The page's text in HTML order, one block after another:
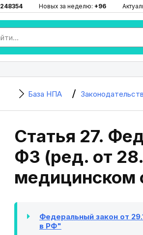
248354 Новых за неделю: +96
База НПА
Статья 27.
ФЗ (ред. от
медицинском
Федеральный закон от
в РФ"